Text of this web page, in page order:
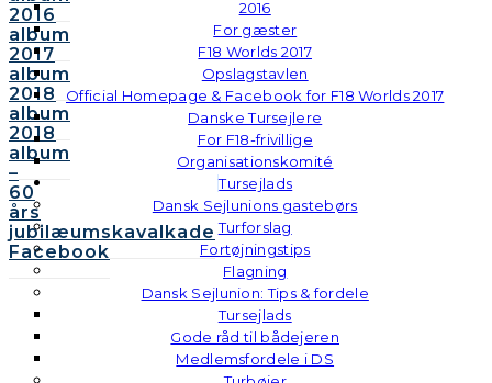
2016
For gæster
F18 Worlds 2017
Opslagstavlen
Official Homepage & Facebook for F18 Worlds 2017
Danske Tursejlere
For F18-frivillige
Organisationskomité
Tursejlads
Dansk Sejlunions gastebørs
Turforslag
Fortøjningstips
Flagning
Dansk Sejlunion: Tips & fordele
Tursejlads
Gode råd til bådejeren
Medlemsfordele i DS
2016
album
2017
album
2018
album
2018
album
–
60
års
jubilæumskavalkade
Facebook